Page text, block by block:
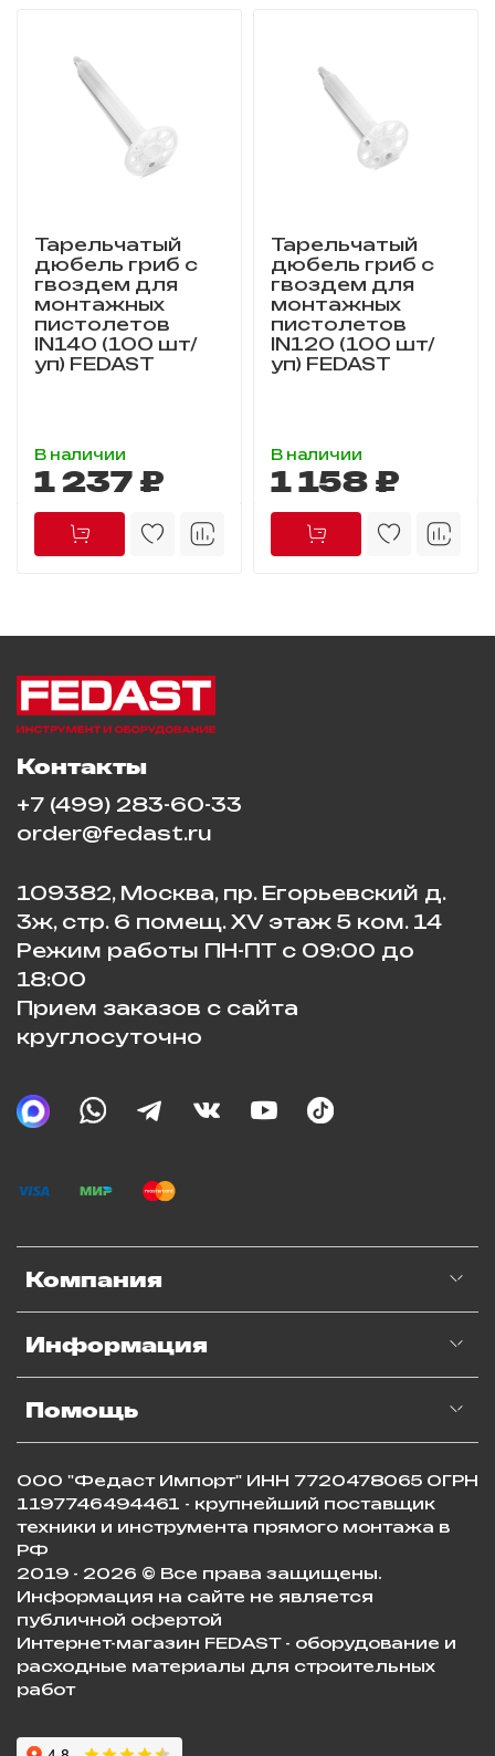
Тарельчатый
дюбель гриб с
гвоздем для
монтажных
пистолетов
IN140 (100 шт/
уп) FEDAST
В наличии
1 237 ₽
Тарельчатый
дюбель гриб с
гвоздем для
монтажных
пистолетов
IN120 (100 шт/
уп) FEDAST
В наличии
1 158 ₽
Компания
Информация
Помощь
Контакты
+7 (499) 283-60-33
order@fedast.ru
109382, Москва, пр. Егорьевский д.
3ж, стр. 6 помещ. XV этаж 5 ком. 14
Режим работы ПН-ПТ с 09:00 до
18:00
Прием заказов с сайта
круглосуточно
ООО "Федаст Импорт" ИНН 7720478065 ОГРН
1197746494461 - крупнейший поставщик
техники и инструмента прямого монтажа в
РФ
2019 - 2026 © Все права защищены.
Информация на сайте не является
публичной офертой
Интернет-магазин FEDAST - оборудование и
расходные материалы для строительных
работ